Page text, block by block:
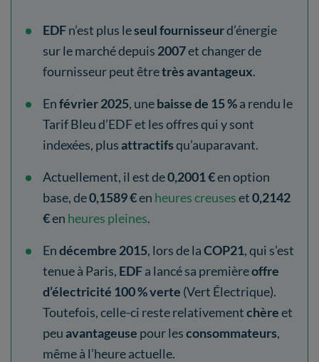
EDFn’est plus leseul fournisseurd’énergie
sur le marché depuis 2007et changer de
fournisseur peut êtretrès avantageux.
Enfévrier 2025, unebaisse de 15 %a rendu le
Tarif Bleu d’EDF et les offres qui y sont
indexées, plusattractifsqu’auparavant.
Actuellement, il est de0,2001 €en option
base, de0,1589 €en heures creuseset0,2142
€en heures pleines.
Endécembre 2015, lors de laCOP21, qui s’est
tenue à Paris, EDFa lancé sa premièreoffre
d’électricité 100 % verte (Vert Électrique).
Toutefois, celle-ci reste relativementchèreet
peuavantageuse pour lesconsommateurs,
même à l’heure actuelle.